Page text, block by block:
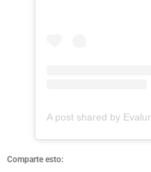
Comparte esto: